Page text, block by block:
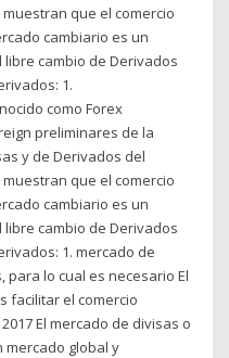
que el comercio
cambiario es un
cambio de Derivados
1.
como Forex
preliminares de la
y de Derivados del
que el comercio
cambiario es un
cambio de Derivados
1. mercado de
lo cual es necesario El
facilitar el comercio
El mercado de divisas o
mercado global y